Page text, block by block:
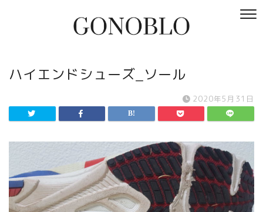
ハイエンドシューズ_ソール
2020年5月31日